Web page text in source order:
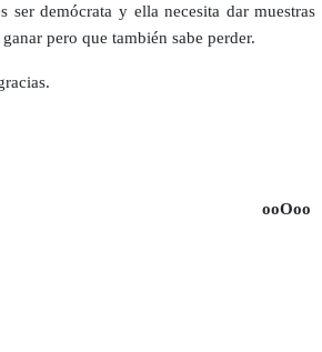
ser demócrata y ella necesita dar
ganar pero que también sabe perder.
ooOoo